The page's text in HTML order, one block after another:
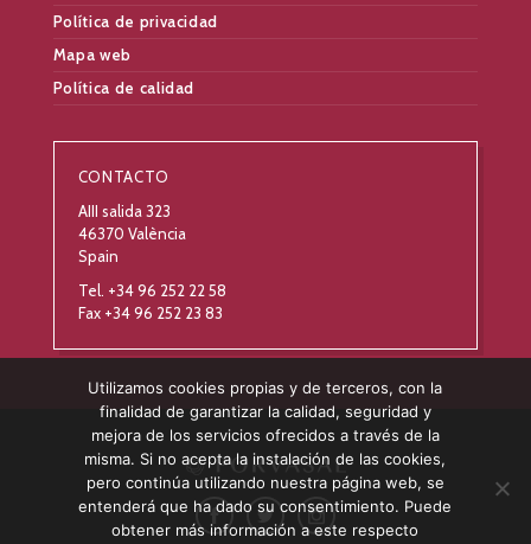
Política de privacidad
Mapa web
Política de calidad
CONTACTO
AIII salida 323
46370 València
Spain
Tel. +34 96 252 22 58
Fax +34 96 252 23 83
Utilizamos cookies propias y de terceros, con la
finalidad de garantizar la calidad, seguridad y
mejora de los servicios ofrecidos a través de la
misma. Si no acepta la instalación de las cookies,
pero continúa utilizando nuestra página web, se
entenderá que ha dado su consentimiento. Puede
obtener más información a este respecto